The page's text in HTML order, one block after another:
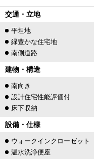
交通・立地
平坦地
緑豊かな住宅地
南側道路
建物・構造
南向き
設計住宅性能評価付
床下収納
設備・仕様
ウォークインクローゼット
温水洗浄便座